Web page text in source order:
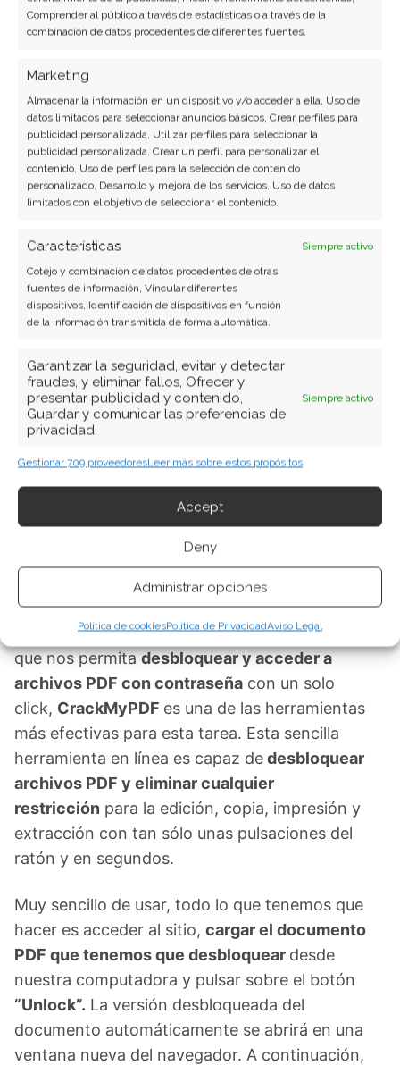
Comprender al público a través de estadísticas o a través de la
combinación de datos procedentes de diferentes fuentes.
Marketing
Almacenar la información en un dispositivo y/o acceder a ella, Uso de
datos limitados para seleccionar anuncios básicos, Crear perfiles para
publicidad personalizada, Utilizar perfiles para seleccionar la
publicidad personalizada, Crear un perfil para personalizar el
contenido, Uso de perfiles para la selección de contenido
personalizado, Desarrollo y mejora de los servicios, Uso de datos
limitados con el objetivo de seleccionar el contenido.
Características
Siempre activo
Cotejo y combinación de datos procedentes de otras
fuentes de información, Vincular diferentes
dispositivos, Identificación de dispositivos en función
de la información transmitida de forma automática.
Garantizar la seguridad, evitar y detectar
fraudes, y eliminar fallos, Ofrecer y
presentar publicidad y contenido,
Guardar y comunicar las preferencias de
privacidad.
Siempre activo
Gestionar 709 proveedoresLeer más sobre estos propósitos
Accept
Deny
Administrar opciones
Política de cookiesPolítica de PrivacidadAviso Legal
completamente gratuito.
SmallPDF
Como desbloquear archivos PDF
con contraseña
Muchas veces hemos visto cómo se nos
incorpora algún tipo de protección o restricción
por contraseña.Este sistema puede causar
de la necesidad de acceder a la información
contenida en el documento sin conexión.
A partir de este punto, conoceremos algunas
excelentes herramientas con las que es posible
saltarse la protección de los archivos PDF.
Aplicaciones en línea para
desbloquear la contraseña de
archivos PDF
En el caso de que necesitemos una aplicación
que nos permitadesbloquear y acceder a
archivos PDF con contraseña con un solo
click, CrackMyPDF es una de las herramientas
más efectivas para esta tarea. Esta sencilla
herramienta en línea es capaz dedesbloquear
archivos PDF y eliminar cualquier
restricción para la edición, copia, impresión y
extracción con tan sólo unas pulsaciones del
ratón y en segundos.
Muy sencillo de usar, todo lo que tenemos que
hacer es acceder al sitio, cargar el documento
PDF que tenemos que desbloquear desde
nuestra computadora y pulsar sobre el botón
“Unlock”. La versión desbloqueada del
documento automáticamente se abrirá en una
ventana nueva del navegador. A continuación,